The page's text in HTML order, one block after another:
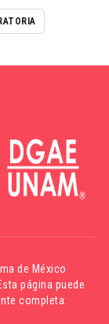
de México
página puede
completa.